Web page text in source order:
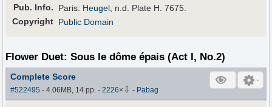
Pub. Info. Paris: Heugel , n.d. Plate H. 7675.
Copyright Public Domain
Flower Duet: Sous le dôme épais (Act I, No.2)
Complete Score
#522495 - 4.06MB, 14 pp.-2226× ⇩ - Pabag